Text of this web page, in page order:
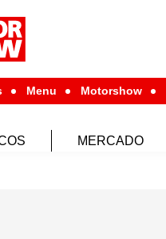
Menu Motorshow
MERCADO